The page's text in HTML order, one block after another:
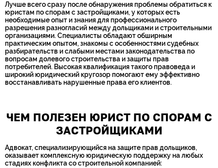
Лучше всего сразу после обнаружения проблемы обратиться к
юристам по спорам с застройщиками, у которых есть
необходимые опыт и знания для профессионального
разрешения разногласий между дольщиками и строительными
организациями. Специалисты обладают обширным
практическим опытом, знакомы с особенностями судебных
разбирательств и слабыми местами законодательства по
вопросам долевого строительства и защиты прав
потребителей. Высокая квалификация такого правоведа и
широкий юридический кругозор помогают ему эффективно
восстанавливать нарушенные права его клиентов.
ЧЕМ ПОЛЕЗЕН ЮРИСТ ПО СПОРАМ С
ЗАСТРОЙЩИКАМИ
Адвокат, специализирующийся на защите прав дольщиков,
оказывает комплексную юридическую поддержку на любых
стадиях конфликта со строительной компанией: